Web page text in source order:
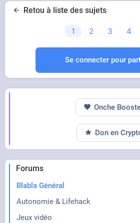
Retou à liste des sujets
1 2 3 4
Se connecter pour
Forums
Blabla Général
Autonomie & Lifehack
Jeux vidéo
Onche
Don en